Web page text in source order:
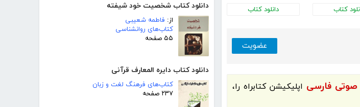
دانلود کتاب شخصیت خود شیفته
از: فاطمه شعیبی
کتاب‌های روانشناسی
۵۵ صفحه
دانلود کتاب دایره المعارف قرآنی
کتاب‌های فرهنگ لغت و زبان
۲۳۷ صفحه
کتاب دانلود کتاب
عضویت
اپلیکیشنکتابراه را،